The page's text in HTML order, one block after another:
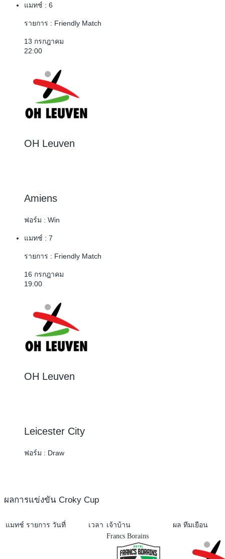
แมทช์ : 6
รายการ : Friendly Match
13 กรกฎาคม
22:00
OH Leuven
Amiens
ฟอร์ม : Win
แมทช์ : 7
รายการ : Friendly Match
16 กรกฎาคม
19:00
OH Leuven
Leicester City
ฟอร์ม : Draw
ผลการแข่งขัน Croky Cup
แมทช์ รายการ วันที่ เวลา เจ้าบ้าน ผล ทีมเยือน
Francs Borains